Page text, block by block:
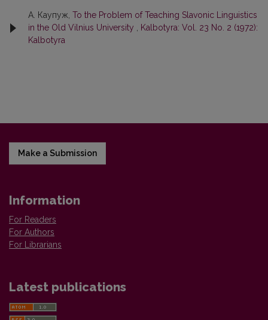
А. Каупуж, To the Problem of Teaching Slavonic Linguistics
in the Old Vilnius University
Kalbotyra: Vol. 23 No. 2 (1972):
Kalbotyra
Make a Submission
Information
For Readers
For Authors
For Librarians
Latest publications